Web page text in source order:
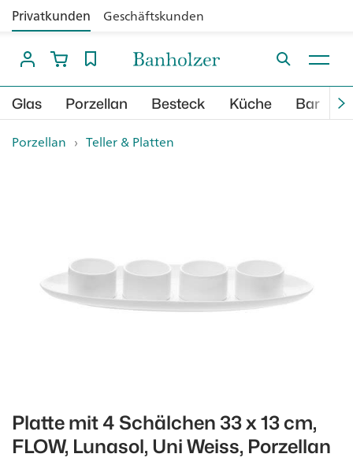
Privatkunden Geschäftskunden
Glas Porzellan Besteck Küche Bar
Porzellan › Teller & Platten
Platte mit 4 Schälchen 33 x 13 cm,
FLOW, Lunasol, Uni Weiss, Porzellan